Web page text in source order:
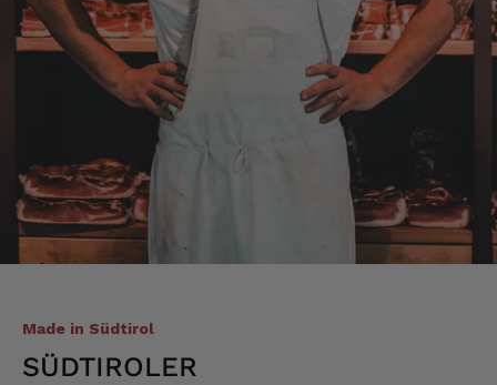
Made in Südtirol
SÜDTIROLER
Sebastian
Verifizierter Kunde
... schnelle Lieferung, super Service und die
Ware( Probierpaket und Speck "Herzstück")
sieht hervorragend aus und schmeckt auch
dementsprechend...
4.8.2026
Mathias
beschädigt. Aber sonst war alles super!!!